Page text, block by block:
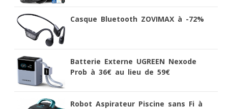
Casque Bluetooth ZOVIMAX à -72%
Batterie Externe UGREEN Nexode
Prob à 36€ au lieu de 59€
Robot Aspirateur Piscine sans Fi à